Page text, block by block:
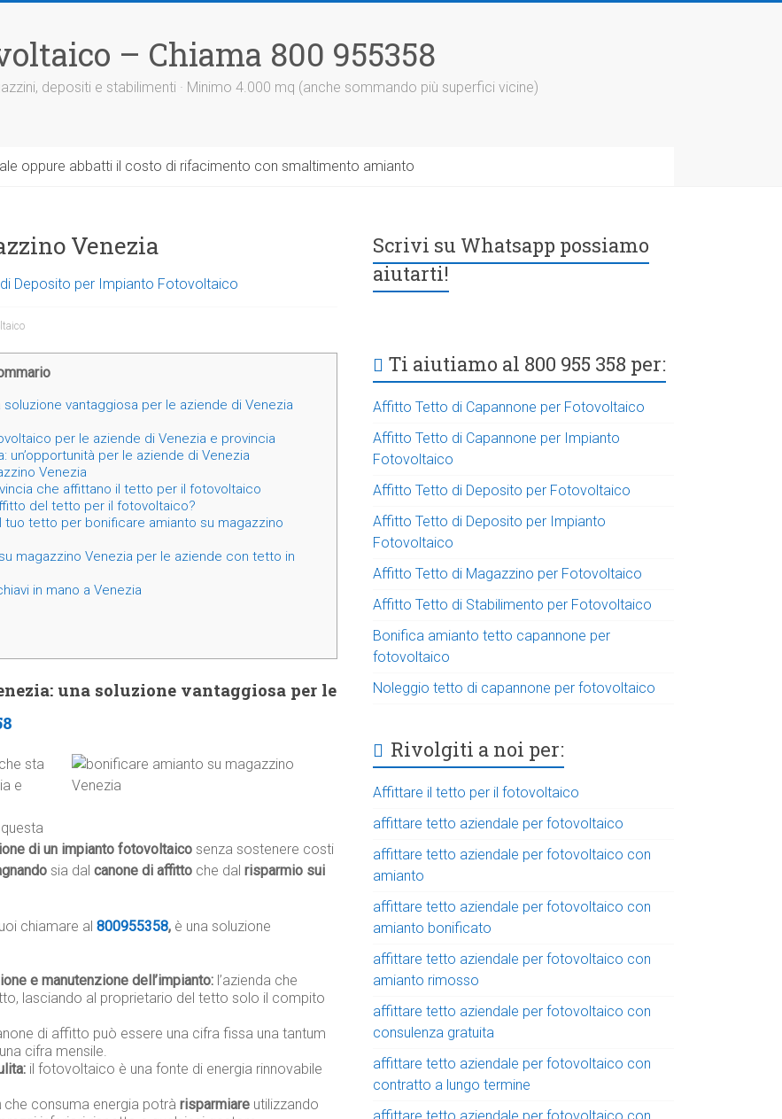
– Chiama 800 955358
depositi e stabilimenti · Minimo 4.000 mq (anche sommando più superfici vicine)
oppure abbatti il costo di rifacimento con smaltimento amianto
Venezia
Deposito per Impianto Fotovoltaico
vantaggiosa per le aziende di Venezia
per le aziende di Venezia e provincia
per le aziende di Venezia
Venezia
che affittano il tetto per il fotovoltaico
del tetto per il fotovoltaico?
tetto per bonificare amianto su magazzino
magazzino Venezia per le aziende con tetto in
in mano a Venezia
una soluzione vantaggiosa per le
sta
e
di un impianto fotovoltaico senza sostenere costi
sia dal canone di affitto che dal risparmio sui
chiamare al 800955358, è una soluzione
e manutenzione dell’impianto: l’azienda che
lasciando al proprietario del tetto solo il compito
di affitto può essere una cifra fissa una tantum
cifra mensile.
il fotovoltaico è una fonte di energia rinnovabile
che consuma energia potrà risparmiare utilizzando
Scrivi su Whatsapp possiamo
aiutarti!
Ti aiutiamo al 800 955 358 per:
Affitto Tetto di Capannone per Fotovoltaico
Affitto Tetto di Capannone per Impianto
Fotovoltaico
Affitto Tetto di Deposito per Fotovoltaico
Affitto Tetto di Deposito per Impianto
Fotovoltaico
Affitto Tetto di Magazzino per Fotovoltaico
Affitto Tetto di Stabilimento per Fotovoltaico
Bonifica amianto tetto capannone per
fotovoltaico
Noleggio tetto di capannone per fotovoltaico
Rivolgiti a noi per:
Affittare il tetto per il fotovoltaico
affittare tetto aziendale per fotovoltaico
affittare tetto aziendale per fotovoltaico con
amianto
affittare tetto aziendale per fotovoltaico con
amianto bonificato
affittare tetto aziendale per fotovoltaico con
amianto rimosso
affittare tetto aziendale per fotovoltaico con
consulenza gratuita
affittare tetto aziendale per fotovoltaico con
contratto a lungo termine